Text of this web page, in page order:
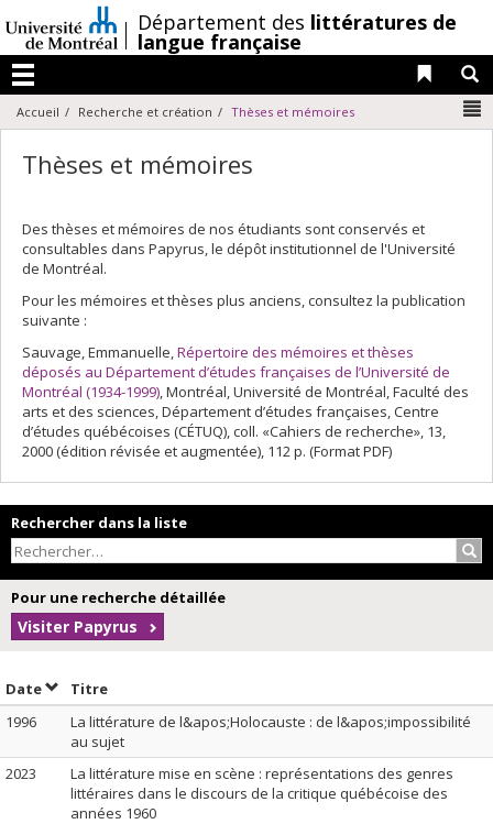
au
contenu
/Département des littératures de
langue française
Menu
Liens
Accueil Recherche et création Thèses et mémoires
Thèses et mémoires
Des thèses et mémoires de nos étudiants sont conservés et
consultables dans Papyrus, le dépôt institutionnel de l'Université
de Montréal.
Pour les mémoires et thèses plus anciens, consultez la publication
suivante :
Sauvage, Emmanuelle,Répertoire des mémoires et thèses
déposés au Département d’études françaises de l’Université de
Montréal (1934-1999), Montréal, Université de Montréal, Faculté des
arts et des sciences, Département d’études françaises, Centre
d’études québécoises (CÉTUQ), coll. «Cahiers de recherche», 13,
2000 (édition révisée et augmentée), 112 p. (Format PDF)
Rechercher dans la liste
Pour une recherche détaillée
Visiter Papyrus
DateTrier par date en ordre croissant
Titre
1996
La littérature de l&apos;Holocauste : de l&apos;impossibilité
au sujet
2023
La littérature mise en scène : représentations des genres
littéraires dans le discours de la critique québécoise des
années 1960